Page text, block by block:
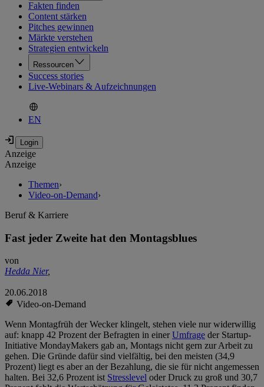
Fakten finden
Content stärken
Pitches gewinnen
Märkte verstehen
Strategien entwickeln
Ressourcen
Success stories
Live-Webinars & Aufzeichnungen
EN
Anzeige
Anzeige
Themen›
Video-on-Demand›
Beruf & Karriere
Fast jeder Zweite hat den Montagsblues
von
Hedda Nier,
20.06.2018
Video-on-Demand
Wenn Montagfrüh der Wecker klingelt, stehen viele nur widerwillig
auf: knapp 42 Prozent der Befragten in einerUmfrage der Startup-
Initiative MondayMakers gab an, Montags nicht gern zur Arbeit zu
gehen. Die Gründe dafür sind vielfältig, bei den meisten (34,9
Prozent) liegt es aber an der Bezahlung, die sie für nicht angemessen
halten. Bei 32,6 Prozent ist Stresslevel oder Druck zu groß und 30,7